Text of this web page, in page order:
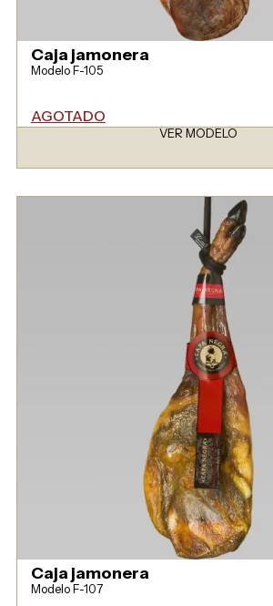
Caja jamonera
Modelo F-105
AGOTADO
VER MODELO
Caja jamonera
Modelo F-107